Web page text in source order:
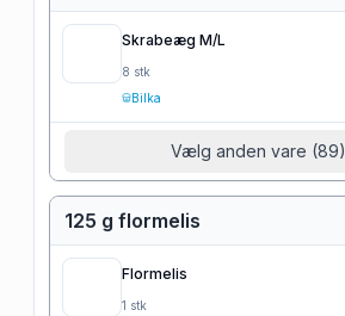
Skrabeæg M/L
8 stk
Bilka
Vælg anden vare (89)
125 g flormelis
Flormelis
1 stk